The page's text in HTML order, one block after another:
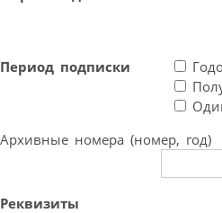
Период подписки
Архивные номера (номер, год)
Реквизиты